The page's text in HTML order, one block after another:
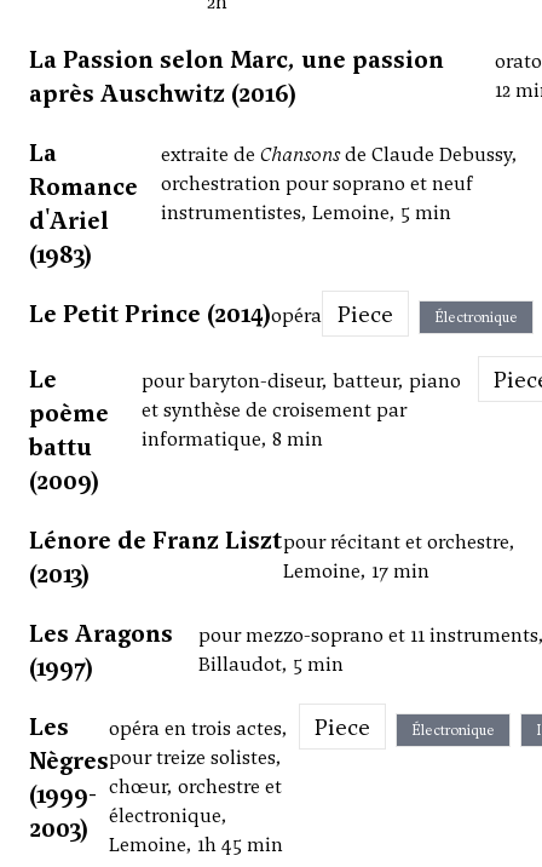
La Passion selon Marc, une passion
après Auschwitz (2016)
12
La
Romance
d'Ariel
(1983)
extraite de Chansonsde Claude Debussy,
orchestration pour soprano et neuf
instrumentistes, Lemoine, 5 min
Le Petit Prince (2014)opéra Piece Électronique
Le
poème
battu
(2009)
pour baryton-diseur, batteur, piano
et synthèse de croisement par
informatique, 8 min
Lénore de Franz Liszt
(2013)
pour récitant et orchestre,
Lemoine, 17 min
Les Aragons
(1997)
pour mezzo-soprano et 11
Billaudot, 5 min
Les
Nègres
(1999-
2003)
opéra en trois actes,
pour treize solistes,
chœur, orchestre et
électronique,
Lemoine, 1h 45 min
Piece Électronique